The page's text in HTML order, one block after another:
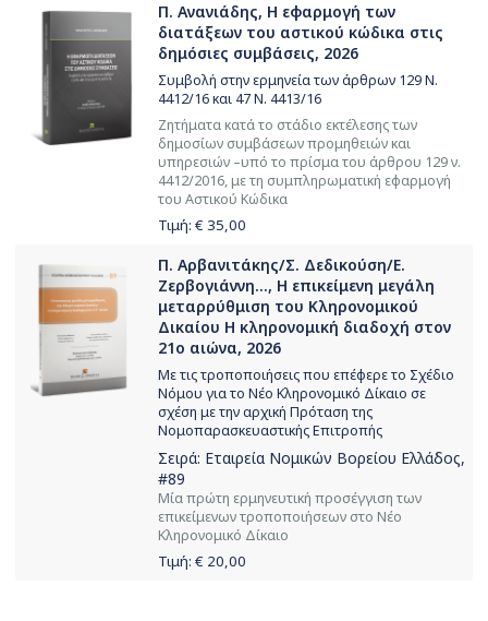
Π. Ανανιάδης, Η εφαρμογή των
διατάξεων του αστικού κώδικα στις
δημόσιες συμβάσεις, 2026
Συμβολή στην ερμηνεία των άρθρων 129 Ν.
4412/16 και 47 Ν. 4413/16
Ζητήματα κατά το στάδιο εκτέλεσης των
δημοσίων συμβάσεων προμηθειών και
υπηρεσιών –υπό το πρίσμα του άρθρου 129 ν.
4412/2016, με τη συμπληρωματική εφαρμογή
του Αστικού Κώδικα
Τιμή: € 35,00
Π. Αρβανιτάκης/Σ. Δεδικούση/Ε.
Ζερβογιάννη..., Η επικείμενη μεγάλη
μεταρρύθμιση του Κληρονομικού
Δικαίου Η κληρονομική διαδοχή στον
21ο αιώνα, 2026
Με τις τροποποιήσεις που επέφερε το Σχέδιο
Νόμου για το Νέο Κληρονομικό Δίκαιο σε
σχέση με την αρχική Πρόταση της
Νομοπαρασκευαστικής Επιτροπής
Σειρά: Εταιρεία Νομικών Βορείου Ελλάδος,
#89
Μία πρώτη ερμηνευτική προσέγγιση των
επικείμενων τροποποιήσεων στο Νέο
Κληρονομικό Δίκαιο
Τιμή: € 20,00